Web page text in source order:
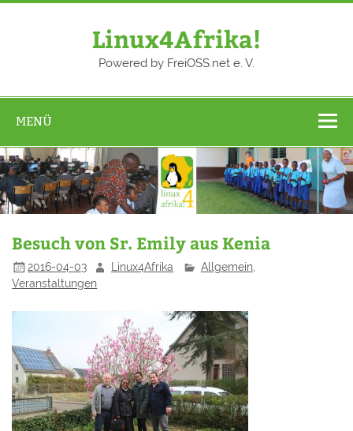
Zum
Linux4Afrika!
Powered by FreiOSS.net e. V.
MENÜ
Besuch von Sr. Emily aus Kenia
2016-04-03 Linux4Afrika Allgemein,
Veranstaltungen